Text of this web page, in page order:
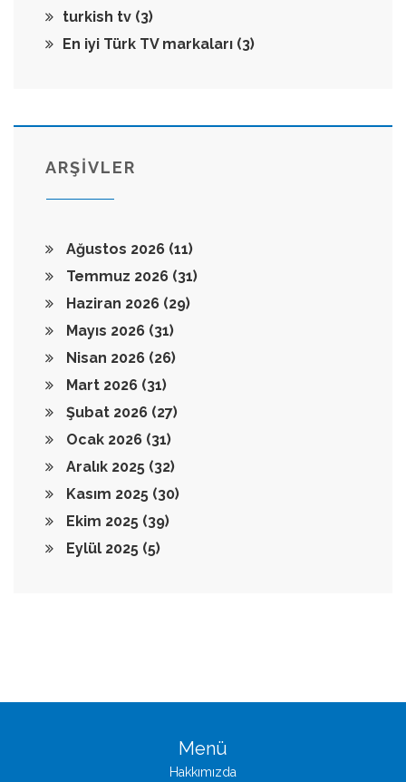
turkish tv (3)
En iyi Türk TV markaları (3)
ARŞİVLER
Ağustos 2026 (11)
Temmuz 2026 (31)
Haziran 2026 (29)
Mayıs 2026 (31)
Nisan 2026 (26)
Mart 2026 (31)
Şubat 2026 (27)
Ocak 2026 (31)
Aralık 2025 (32)
Kasım 2025 (30)
Ekim 2025 (39)
Eylül 2025 (5)
Menü
Hakkımızda